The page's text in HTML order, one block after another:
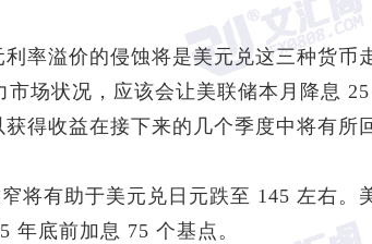
率溢价的侵蚀将是美元兑这三种货币
场状况，应该会让美联储本月降息
得收益在接下来的几个季度中将有所
将有助于美元兑日元跌至 145 左右。
年底前加息 75 个基点。